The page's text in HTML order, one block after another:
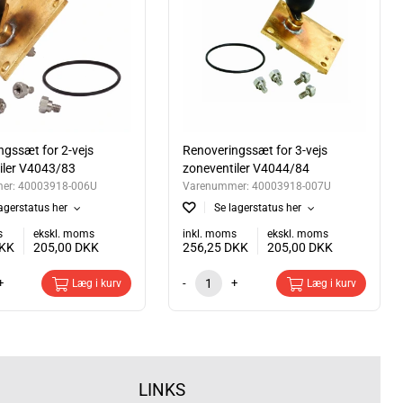
for 2-vejs
V4043/83
40003918-006U
her
ekskl. moms
205,00 DKK
Læg i kurv
Renoveringssæt for 3-vejs
zoneventiler V4044/84
Varenummer:40003918-007U
Se lagerstatus her
inkl. moms
256,25 DKK
ekskl. moms
205,00 DKK
- + Læg i kurv
LINKS